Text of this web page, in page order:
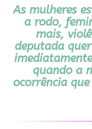
As mulheres
a rodo,
mais,
deputada
quando a
ocorrência